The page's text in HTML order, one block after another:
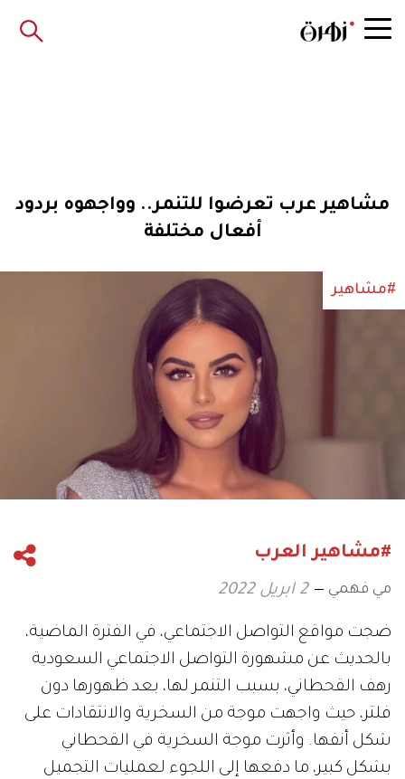
مشاهير عرب تعرضوا للتنمر.. وواجهوه بردود
أفعال مختلفة
#مشاهير
#مشاهير العرب
مي فهمي 2 ابريل 2022
ضجت مواقع التواصل الاجتماعي، في الفترة الماضية،
بالحديث عن مشهورة التواصل الاجتماعي السعودية
رهف القحطاني، بسبب التنمر لها، بعد ظهورها دون
فلتر، حيث واجهت موجة من السخرية والانتقادات على
شكل أنفها. وأثرت موجة السخرية في القحطاني
بشكل كبير، ما دفعها إلى اللجوء لعمليات التجميل